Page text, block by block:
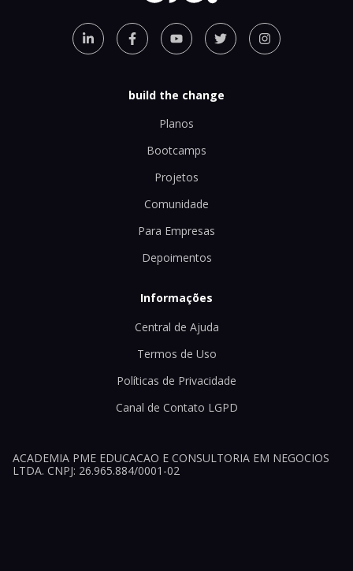
build the change
Planos
Bootcamps
Projetos
Comunidade
Para Empresas
Depoimentos
Informações
Central de Ajuda
Termos de Uso
Políticas de Privacidade
Canal de Contato LGPD
ACADEMIA PME EDUCACAO E CONSULTORIA EM NEGOCIOS
LTDA. CNPJ: 26.965.884/0001-02